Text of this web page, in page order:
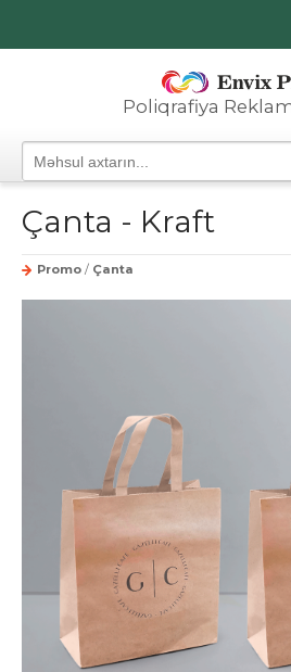
Poliqrafiya
Çanta - Kraft
Promo / Çanta